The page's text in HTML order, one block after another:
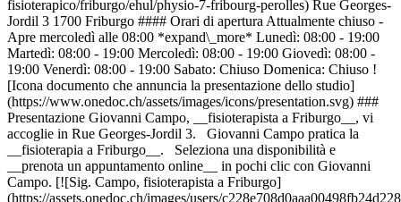
fisioterapico/friburgo/ehul/physio-7-fribourg-perolles) Rue Georges-
Jordil 3 1700 Friburgo #### Orari di apertura Attualmente chiuso -
Apre mercoledì alle 08:00 *expand\_more* Lunedì: 08:00 - 19:00
Martedì: 08:00 - 19:00 Mercoledì: 08:00 - 19:00 Giovedì: 08:00 -
19:00 Venerdì: 08:00 - 19:00 Sabato: Chiuso Domenica: Chiuso !
[Icona documento che annuncia la presentazione dello studio]
(https://www.onedoc.ch/assets/images/icons/presentation.svg) ###
Presentazione Giovanni Campo, __fisioterapista a Friburgo__, vi
accoglie in Rue Georges-Jordil 3. Giovanni Campo pratica la
__fisioterapia a Friburgo__. Seleziona una disponibilità e
__prenota un appuntamento online__ in pochi clic con Giovanni
Campo. [![Sig. Campo, fisioterapista a Friburgo]
(https://assets.onedoc.ch/images/users/